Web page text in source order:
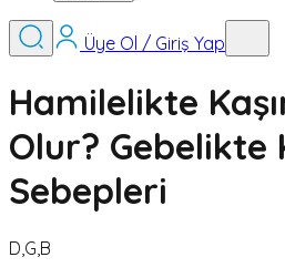
Üye Ol / Giriş Yap
Hamilelikte
Olur? Gebelikte
Sebepleri
D,G,B